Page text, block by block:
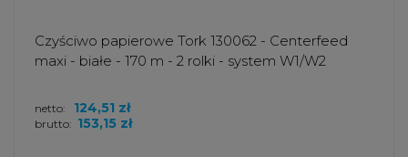
Czyściwo papierowe Tork 130062 - Centerfeed
maxi - białe - 170 m - 2 rolki - system W1/W2
brutto: 153,15 zł
netto: 124,51 zł